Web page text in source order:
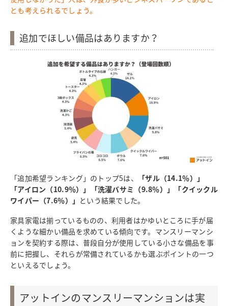
とも考えられるでしょう。
追加でほしい備品はありますか？
「追加希望ランキング」のトップ5は、
「ザル（14.1％）」
「アイロン（10.9％）」「洗濯バサミ（9.8％）」「クイックル
ワイパー（7.6％）」 という結果でした。
家具家電は揃っているものの、利用者はかゆいところに手が届
くような細かい備品を求めている傾向です。マンスリーマンシ
ョンを契約する際は、普段自分が使用している小さな備品を事
前に把握し、それらが常備されているかも選ぶポイントの一つ
といえるでしょう。
アットインのマンスリーマンションは実